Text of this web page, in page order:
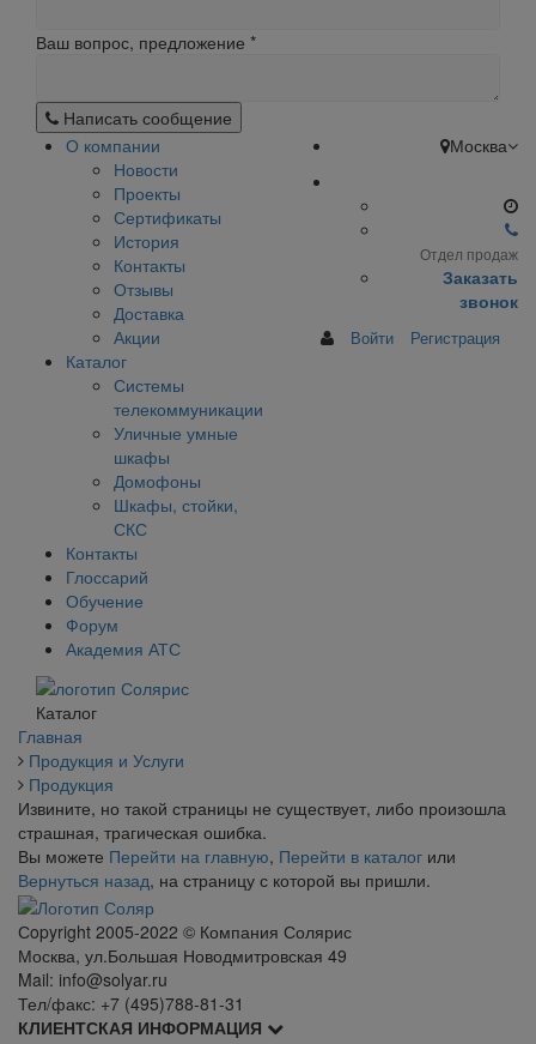
Ваш вопрос, предложение *
Написать сообщение
О компании
Новости
Проекты
Сертификаты
История
Контакты
Отзывы
Доставка
Акции
Каталог
Системы
телекоммуникации
Уличные умные
шкафы
Домофоны
Шкафы, стойки,
СКС
Контакты
Глоссарий
Обучение
Форум
Академия АТС
Москва
Отдел продаж
Заказать
звонок
Войти Регистрация
Каталог
Главная
Продукция и Услуги
Продукция
Извините, но такой страницы не существует, либо произошла
страшная, трагическая ошибка.
Вы можете Перейти на главную, Перейти в каталог или
Вернуться назад, на страницу с которой вы пришли.
Сopyright 2005-2022 © Компания Солярис
Москва, ул.Большая Новодмитровская 49
Mail: info@solyar.ru
Тел/факс: +7 (495)788-81-31
КЛИЕНТСКАЯ ИНФОРМАЦИЯ